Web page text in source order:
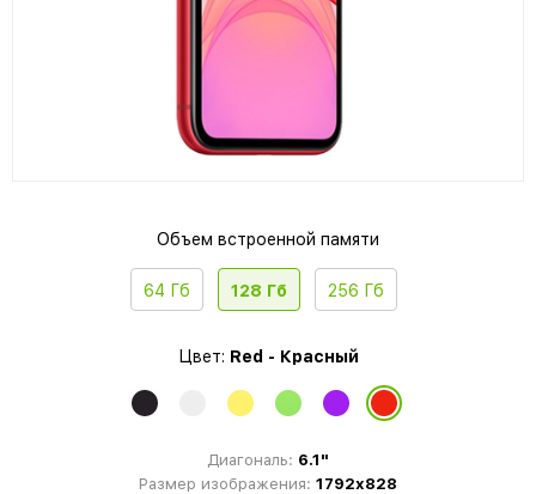
Объем встроенной памяти
64 Гб 128 Гб 256 Гб
Цвет: Red - Красный
Диагональ: 6.1"
Размер изображения: 1792x828